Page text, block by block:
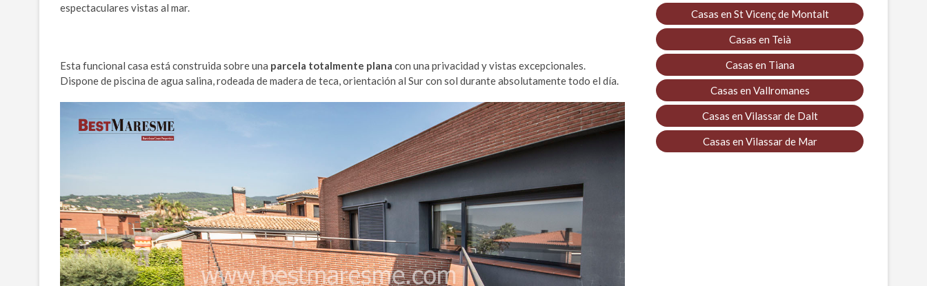
espectaculares vistas al mar.
Esta funcional casa está construida sobre una parcela totalmente plana con una privacidad y vistas excepcionales.
Dispone de piscina de agua salina, rodeada de madera de teca, orientación al Sur con sol durante absolutamente todo el día.
Casas en St Vicenç de Montalt
Casas en Teià
Casas en Tiana
Casas en Vallromanes
Casas en Vilassar de Dalt
Casas en Vilassar de Mar